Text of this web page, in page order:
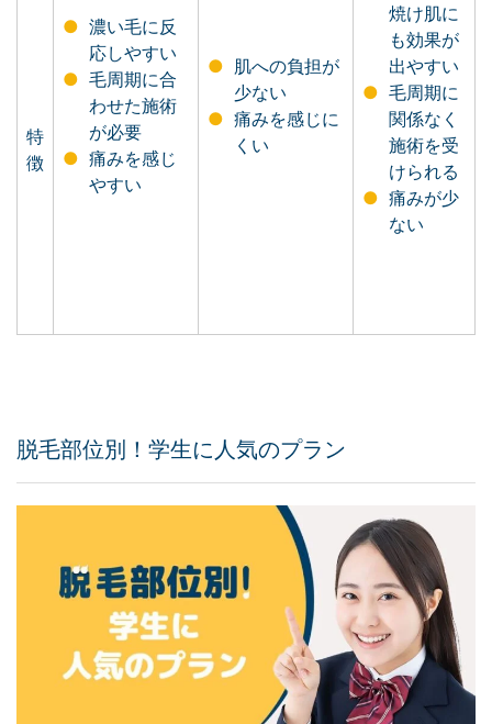
特
徴
濃い毛に反
応しやすい
毛周期に合
わせた施術
が必要
痛みを感じ
やすい
肌への負担が
少ない
痛みを感じに
くい
焼け肌に
も効果が
出やすい
毛周期に
関係なく
施術を受
けられる
痛みが少
ない
脱毛部位別！学生に人気のプラン